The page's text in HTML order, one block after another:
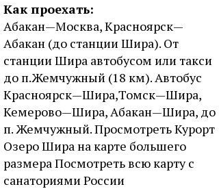
Как проехать:
Абакан—Москва, Красноярск—
Абакан (до станции Шира). От
станции Шира автобусом или такси
до п.Жемчужный (18 км). Автобус
Красноярск—Шира,Томск—Шира,
Кемерово—Шира, Абакан—Шира, до
п. Жемчужный. Просмотреть Курорт
Озеро Шира на карте большего
размера Посмотреть всю карту с
санаториями России